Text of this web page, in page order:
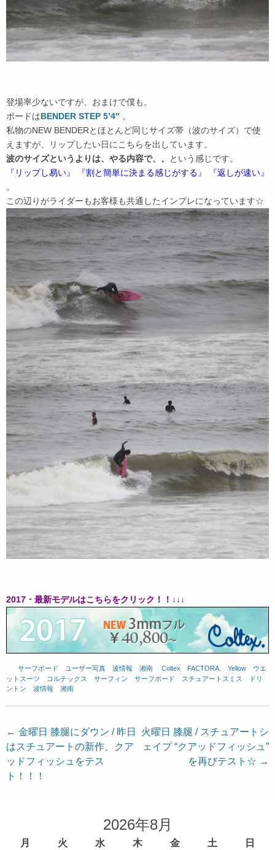
登場率少ないですが、おまけで僕も。
ボードはBENDER STEP 5’4″ 。
私物のNEW BENDERとほとんど同じサイズ帯（波のサイズ）で使
えますが、リップしたい日にこちらを出しています。
波のサイズというよりは、やる内容で、、
という感じです。
『リップし易い』 『割と簡単に決まる感じがする』 『返しが速い』
。
この辺りがライダーもお客様も共通したインプレになっています☆
2017・最新モデルはこちらをクリック！！↓↓↓
サーフボード ユーザー写真 波情報 湘南 Coltex FACTORA. Yellow
ウエ
ットスーツ
コルテックス サーフィン サーフボード スチュアートスミス
ドリ
ントン
波情報 湘南
投
稿
ナ
← 金曜日 膝腿にダウン / 昨日
はスチュアートの新作、クア
ッドフィッシュをテス
ト！！！
火曜日 膝腿 / スチュアートシ
ェイプ “クアッドフィッシュ”
を再びテスト☆ →
2026年8月
月 火 水 木 金 土
日